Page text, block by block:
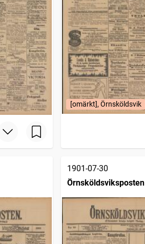
[omärkt], Örnsköldsvik
1901-07-30
Örnsköldsviksposten